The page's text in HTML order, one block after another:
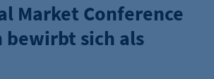
Market Conference
bewirbt sich als